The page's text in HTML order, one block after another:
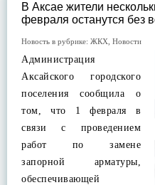
В Аксае жители
февраля останутся без
Новость в рубрике: ЖКХ Новости
Администрация
Аксайского городского
поселения сообщила о
том, что 1 февраля в
связи с проведением
работ по замене
запорной арматуры,
обеспечивающей